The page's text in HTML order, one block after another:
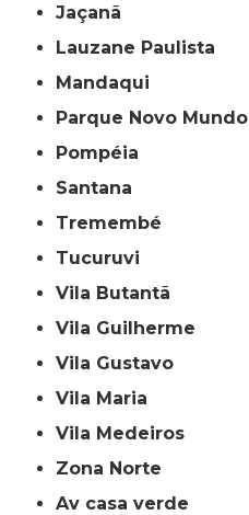
Jaçanã
Lauzane Paulista
Mandaqui
Parque Novo Mundo
Pompéia
Santana
Tremembé
Tucuruvi
Vila Butantã
Vila Guilherme
Vila Gustavo
Vila Maria
Vila Medeiros
Zona Norte
av casa verde